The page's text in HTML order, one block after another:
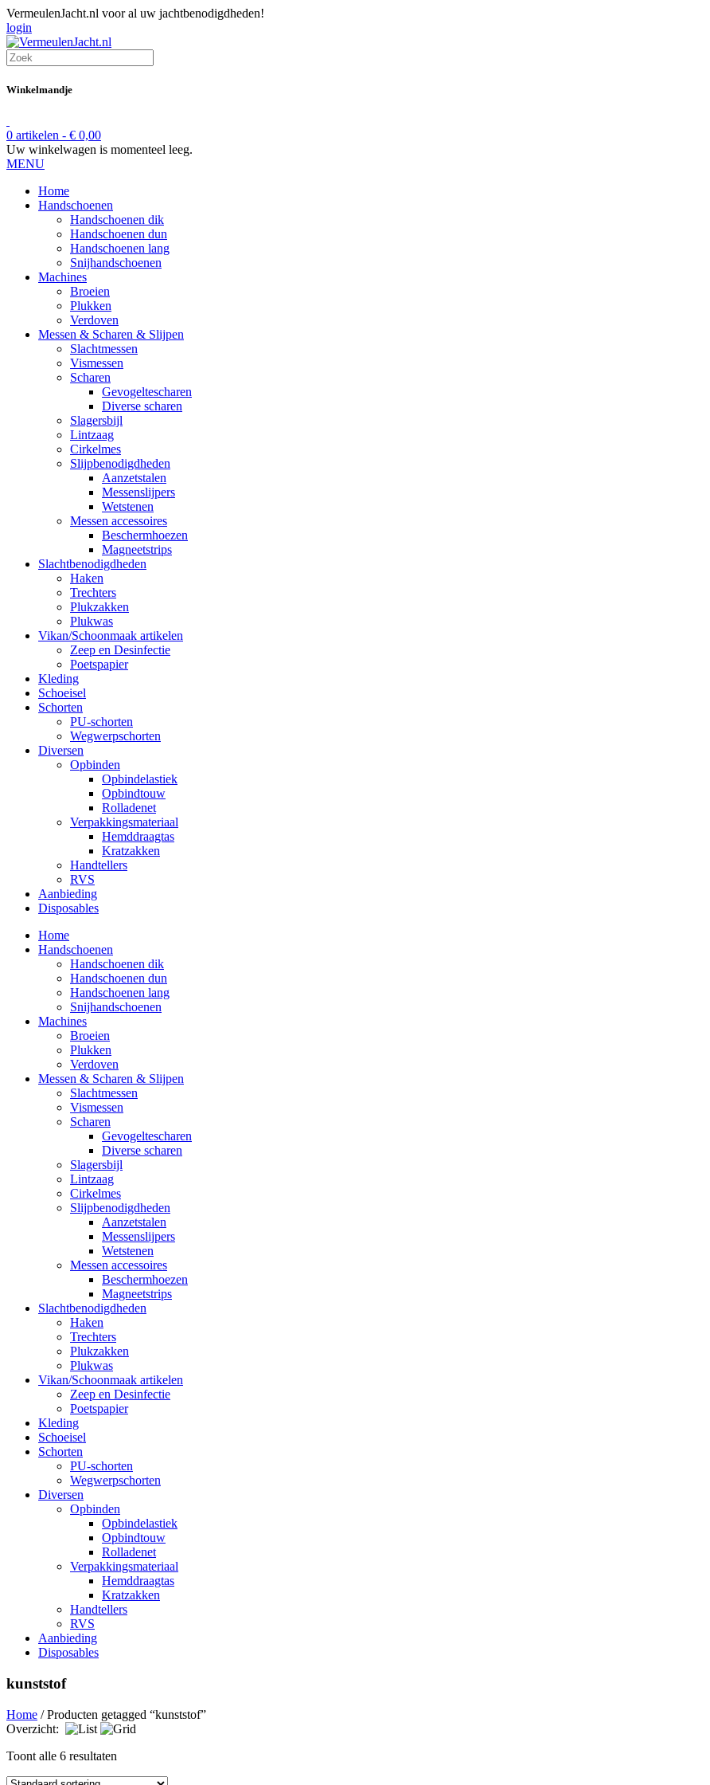
VermeulenJacht.nl voor al uw jachtbenodigdheden!
login
Winkelmandje
0 artikelen - € 0,00
Uw winkelwagen is momenteel leeg.
MENU
Home
Handschoenen
Handschoenen dik
Handschoenen dun
Handschoenen lang
Snijhandschoenen
Machines
Broeien
Plukken
Verdoven
Messen & Scharen & Slijpen
Slachtmessen
Vismessen
Scharen
Gevogeltescharen
Diverse scharen
Slagersbijl
Lintzaag
Cirkelmes
Slijpbenodigdheden
Aanzetstalen
Messenslijpers
Wetstenen
Messen accessoires
Beschermhoezen
Magneetstrips
Slachtbenodigdheden
Haken
Trechters
Plukzakken
Plukwas
Vikan/Schoonmaak artikelen
Zeep en Desinfectie
Poetspapier
Kleding
Schoeisel
Schorten
PU-schorten
Wegwerpschorten
Diversen
Opbinden
Opbindelastiek
Opbindtouw
Rolladenet
Verpakkingsmateriaal
Hemddraagtas
Kratzakken
Handtellers
RVS
Aanbieding
Disposables
Home
Handschoenen
Handschoenen dik
Handschoenen dun
Handschoenen lang
Snijhandschoenen
Machines
Broeien
Plukken
Verdoven
Messen & Scharen & Slijpen
Slachtmessen
Vismessen
Scharen
Gevogeltescharen
Diverse scharen
Slagersbijl
Lintzaag
Cirkelmes
Slijpbenodigdheden
Aanzetstalen
Messenslijpers
Wetstenen
Messen accessoires
Beschermhoezen
Magneetstrips
Slachtbenodigdheden
Haken
Trechters
Plukzakken
Plukwas
Vikan/Schoonmaak artikelen
Zeep en Desinfectie
Poetspapier
Kleding
Schoeisel
Schorten
PU-schorten
Wegwerpschorten
Diversen
Opbinden
Opbindelastiek
Opbindtouw
Rolladenet
Verpakkingsmateriaal
Hemddraagtas
Kratzakken
Handtellers
RVS
Aanbieding
Disposables
kunststof
Home / Producten getagged “kunststof”
Overzicht:
Toont alle 6 resultaten